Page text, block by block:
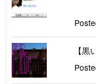
【